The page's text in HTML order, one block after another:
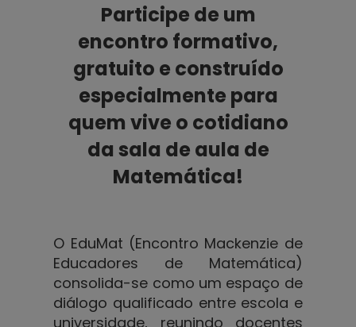
Participe de um
encontro formativo,
gratuito e construído
especialmente para
quem vive o cotidiano
da sala de aula de
Matemática!
O EduMat (Encontro Mackenzie de
Educadores de Matemática)
consolida-se como um espaço de
diálogo qualificado entre escola e
universidade, reunindo docentes